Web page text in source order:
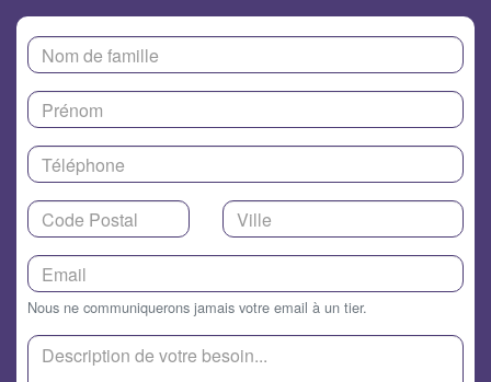
Nous ne communiquerons jamais votre email à un tier.